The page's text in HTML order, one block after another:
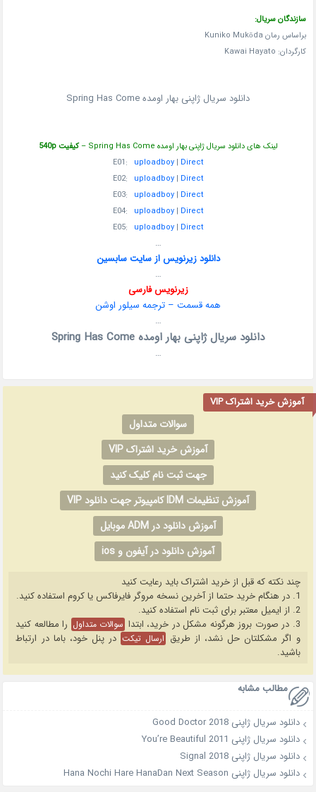
سازندگان سریال:
براساس رمان Kuniko Mukōda
کارگردان: Kawai Hayato
دانلود سریال ژاپنی بهار اومده Spring Has Come
لینک های دانلود سریال ژاپنی بهار اومده Spring Has Come –
کیفیت 540p
E01: uploadboy| Direct
E02: uploadboy| Direct
E03: uploadboy| Direct
E04: uploadboy| Direct
E05: uploadboy| Direct
…
دانلود زیرنویس از سایت سابسین
…
زیرنویس فارسی
همه قسمت – ترجمه سیلور اوشن
…
دانلود سریال ژاپنی بهار اومده Spring Has Come
…
آموزش خرید اشتراک VIP
سوالات متداول
آموزش خرید اشتراک VIP
جهت ثبت نام کلیک کنید
آموزش تنظیمات IDM کامپیوتر جهت دانلود VIP
آموزش دانلود در ADM موبایل
آموزش دانلود در آیفون و ios
چند نکته که قبل از خرید اشتراک باید رعایت کنید
1. در هنگام خرید حتما از آخرین نسخه مروگر فایرفاکس یا کروم استفاده کنید.
2. از ایمیل معتبر برای ثبت نام استفاده کنید.
3. در صورت بروز هرگونه مشکل در خرید، ابتدا
سوالات متداول را مطالعه کنید
و اگر مشکلتان حل نشد، از طریق ارسال تیکت در پنل خود، باما در ارتباط
باشید.
مطالب مشابه
دانلود سریال ژاپنی Good Doctor 2018
دانلود سریال ژاپنی You’re Beautiful 2011
دانلود سریال ژاپنی Signal 2018
دانلود سریال ژاپنی Hana Nochi Hare HanaDan Next Season